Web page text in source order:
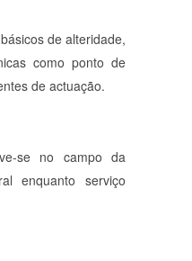
de alteridade,
como ponto de
de actuação.
se no campo da
enquanto serviço